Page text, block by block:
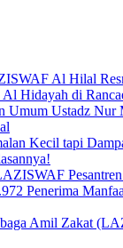
Al Hilal
Hidayah di
Umum Ustadz Nur
Kecil tapi
Penerima
Amil Zakat